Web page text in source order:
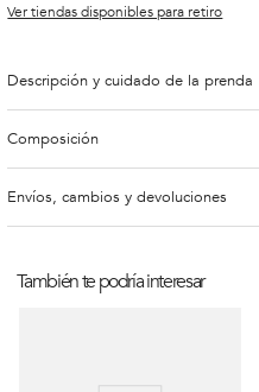
Ver tiendas disponibles para retiro
Descripción y cuidado de la prenda
Composición
Envíos, cambios y devoluciones
También te podría interesar